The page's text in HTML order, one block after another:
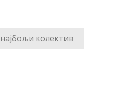
најбољи колектив